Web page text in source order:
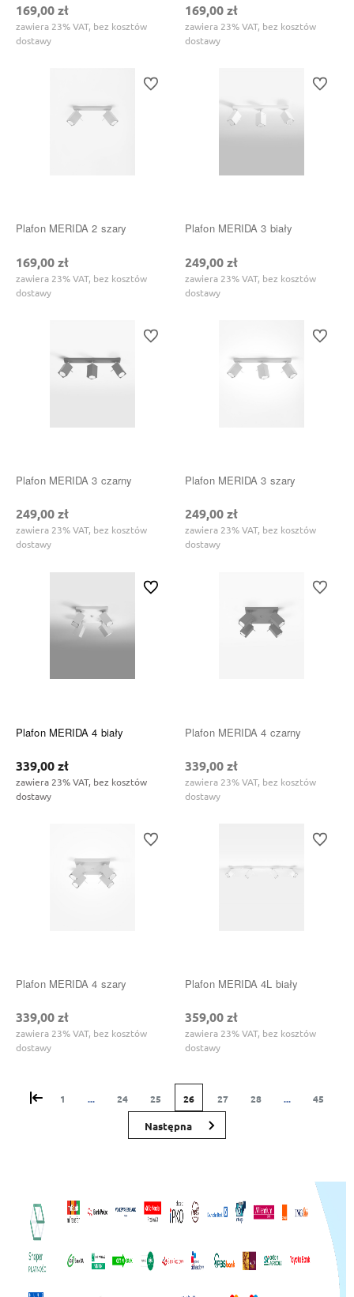
169,00 zł
zawiera 23% VAT, bez kosztów
dostawy
169,00 zł
zawiera 23% VAT, bez kosztów
dostawy
Plafon MERIDA 2 szary
169,00 zł
zawiera 23% VAT, bez kosztów
dostawy
Do ulubionych
Plafon MERIDA 3 biały
249,00 zł
zawiera 23% VAT, bez kosztów
dostawy
Do
Plafon MERIDA 3 czarny
249,00 zł
zawiera 23% VAT, bez kosztów
dostawy
Do ulubionych
Plafon MERIDA 3 szary
249,00 zł
zawiera 23% VAT, bez kosztów
dostawy
Do
Plafon MERIDA 4 biały
339,00 zł
zawiera 23% VAT, bez kosztów
dostawy
Do ulubionych
Plafon MERIDA 4 czarny
339,00 zł
zawiera 23% VAT, bez kosztów
dostawy
Do
Plafon MERIDA 4 szary
339,00 zł
zawiera 23% VAT, bez kosztów
dostawy
Do ulubionych
Plafon MERIDA 4L biały
359,00 zł
zawiera 23% VAT, bez kosztów
dostawy
Do
« 1 ... 24 25 26 27 28 ... 45